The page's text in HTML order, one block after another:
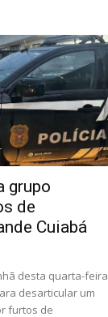
grupo
de
Cuiabá
desta quarta-feira
desarticular um
furtos de